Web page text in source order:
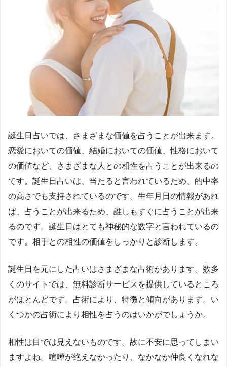
誕生日占いでは、さまざまな価値を占うことが出来ます。
恋愛においての価値、結婚においての価値、性格において
の価値など、さまざまな人との相性を占うことが出来るの
です。誕生日占いは、当たると言われているため、的中率
の高さでも支持されているのです。生年月日の情報があれ
ば、占うことが出来るため、誰しもすぐに占うことが出来
るのです。誕生日はとても神秘的な数字と言われているの
です。相手との相性の価値をしっかりと診断します。
誕生日を元にした占いはさまざまな占術があります。数多
くのサイトでは、無料診断サービスを提供しているところ
がほとんどです。占術により、特徴と傾向があります。い
くつかの占術により相性を占うのはいかがでしょうか。
相性は目では見えないものです。故に不安に思ってしまい
ますよね。喧嘩が絶えなかったり、なかなか仲良くなれな